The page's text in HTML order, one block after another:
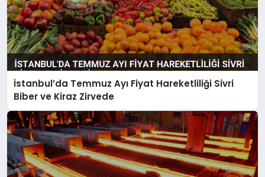
İstanbul’da Temmuz Ayı Fiyat Hareketliliği Sivri
Biber ve Kiraz Zirvede